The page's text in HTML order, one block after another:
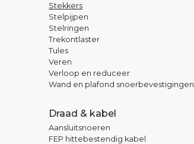
Stekkers
Stelpijpen
Stelringen
Trekontlaster
Tules
Veren
Verloop en reduceer
Wand en plafond snoerbevestigingen
Draad & kabel
Aansluitsnoeren
FEP hittebestendig kabel